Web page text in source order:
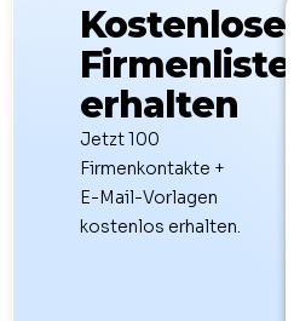
Kostenlose
Firmenlisten
erhalten
Jetzt 100
Firmenkontakte +
E-Mail-Vorlagen
kostenlos erhalten.